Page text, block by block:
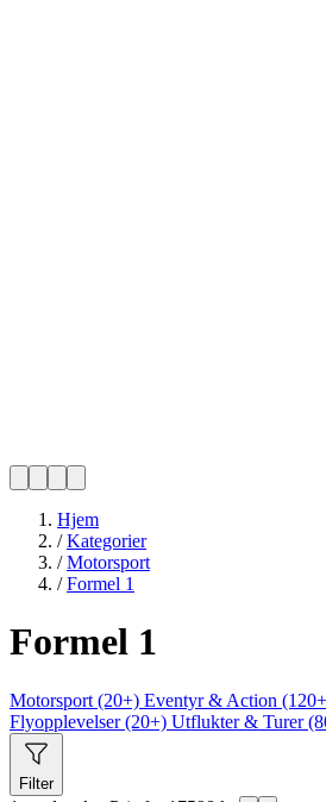
Hjem
/Kategorier
/Motorsport
/Formel 1
Formel 1
Motorsport (20+) Eventyr & Action
Flyopplevelser (20+) Utflukter & Turer
Filter